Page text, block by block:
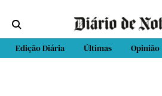
Edição Diária Últimas Opinião